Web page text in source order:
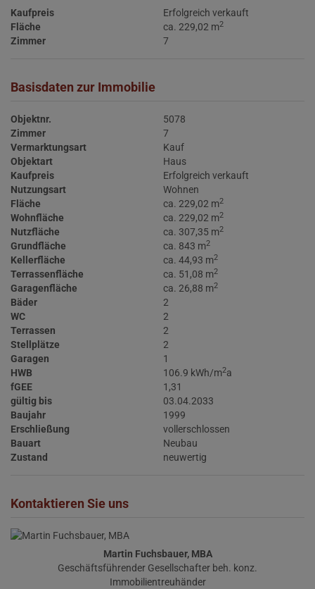
Kaufpreis
Erfolgreich verkauft
Fläche
ca. 229,02 m2
Zimmer 7
Basisdaten zur Immobilie
Objektnr.
5078
Zimmer
7
Vermarktungsart
Kauf
Objektart
Haus
Kaufpreis
Erfolgreich verkauft
Nutzungsart
Wohnen
Fläche
ca. 229,02 m2
Wohnfläche ca. 229,02 m2
Nutzfläche ca. 307,35 m2
Grundfläche ca. 843 m2
Kellerfläche ca. 44,93 m2
Terrassenfläche ca. 51,08 m2
Garagenfläche ca. 26,88 m2
Bäder
2
WC
2
Terrassen
2
Stellplätze
2
Garagen
1
HWB
106.9 kWh/m2a
fGEE
1,31
gültig bis
03.04.2033
Baujahr
1999
Erschließung
vollerschlossen
Bauart
Neubau
Zustand
neuwertig
Kontaktieren Sie uns
Martin Fuchsbauer, MBA
Geschäftsführender Gesellschafter beh. konz.
Immobilientreuhänder